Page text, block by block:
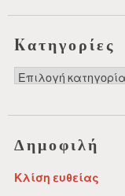
Kατηγορίες
Kατηγορίες
Δημοφιλή
Κλίση ευθείας